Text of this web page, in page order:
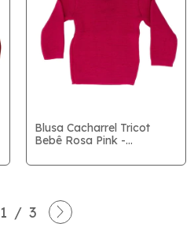
Blusa Cacharrel Tricot
Bebê Rosa Pink -
1 / 3